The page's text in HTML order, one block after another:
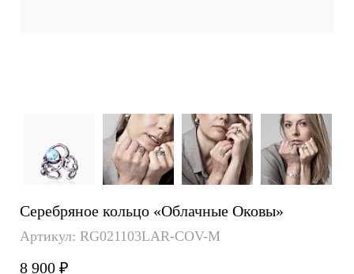
Серебряное кольцо «Облачные Оковы»
Артикул: RG021103LAR-COV-M
8 900 ₽